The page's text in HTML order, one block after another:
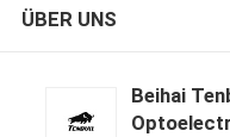
ÜBER UNS
Beihai